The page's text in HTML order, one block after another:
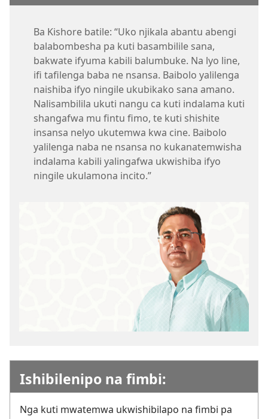
Ba Kishore batile: “Uko njikala abantu abengi
balabombesha pa kuti basambilile sana,
bakwate ifyuma kabili balumbuke. Na lyo line,
ifi tafilenga baba ne nsansa. Baibolo yalilenga
naishiba ifyo ningile ukubikako sana amano.
Nalisambilila ukuti nangu ca kuti indalama kuti
shangafwa mu fintu fimo, te kuti shishite
insansa nelyo ukutemwa kwa cine. Baibolo
yalilenga naba ne nsansa no kukanatemwisha
indalama kabili yalingafwa ukwishiba ifyo
ningile ukulamona incito.”
Ishibilenipo na fimbi:
Nga kuti mwatemwa ukwishibilapo na fimbi pa